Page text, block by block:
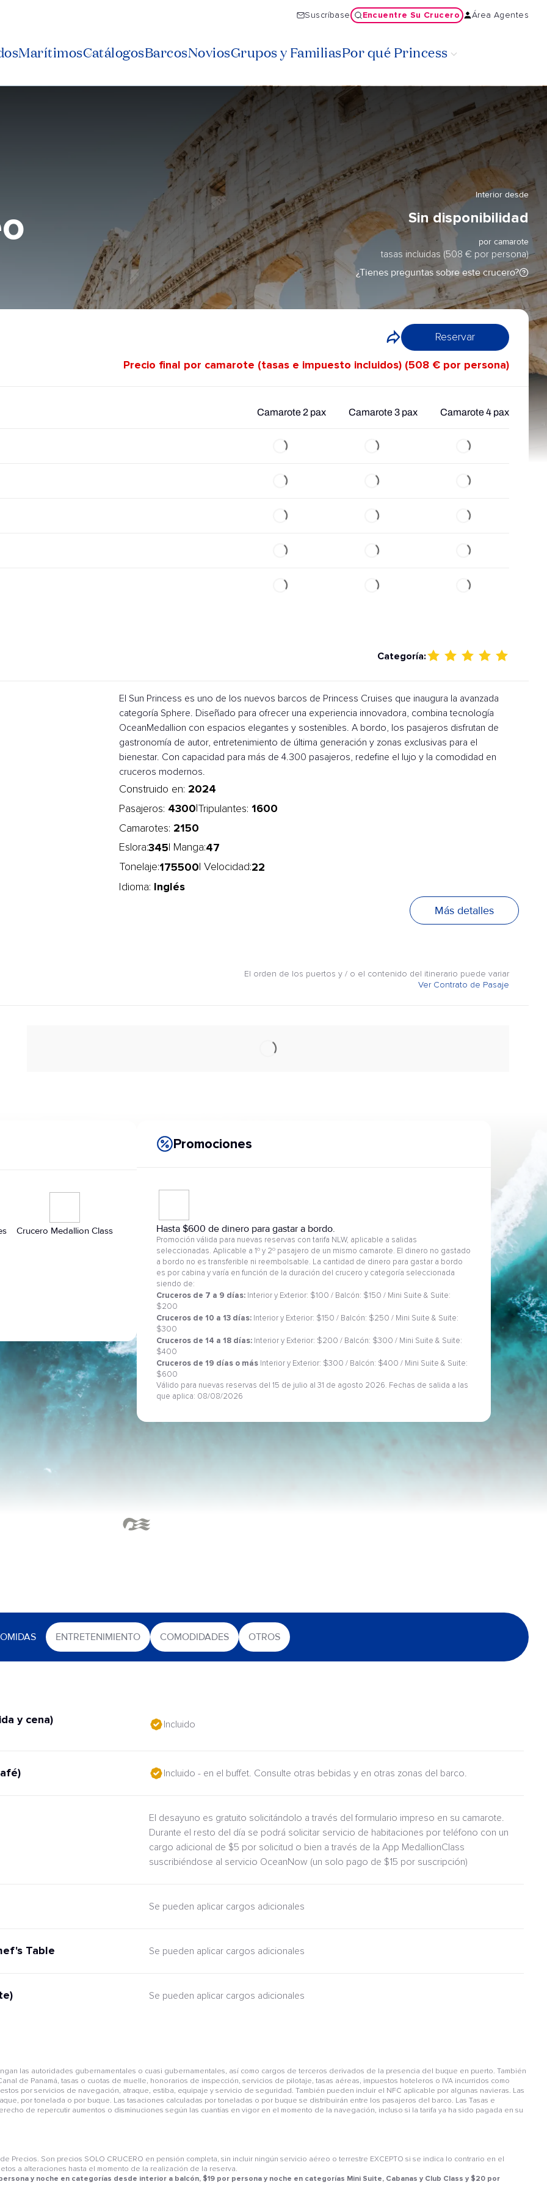
Suscríbase Encuentre Su Crucero Área Agentes
MarítimosCatálogosBarcosNoviosGrupos y FamiliasPor qué Princess
Interior desde
Sin disponibilidad
por camarote
tasas incluidas (508 € por persona)
¿Tienes preguntas sobre este crucero?
Reservar
Precio final por camarote (tasas e impuesto incluidos) (508 € por persona)
Camarote 2 pax Camarote 3 pax Camarote 4 pax
Categoría:
El Sun Princess es uno de los nuevos barcos de Princess Cruises que inaugura la avanzada
categoría Sphere. Diseñado para ofrecer una experiencia innovadora, combina tecnología
OceanMedallion con espacios elegantes y sostenibles. A bordo, los pasajeros disfrutan de
gastronomía de autor, entretenimiento de última generación y zonas exclusivas para el
bienestar. Con capacidad para más de 4.300 pasajeros, redefine el lujo y la comodidad en
cruceros modernos.
Construido en: 2024
Pasajeros: 4300 Tripulantes: 1600
Camarotes: 2150
Eslora:345 | Manga:47
Tonelaje:175500 | Velocidad:22
Idioma: Inglés
Más detalles
El orden de los puertos y / o el contenido del itinerario puede variar
Ver Contrato de Pasaje
Crucero Medallion Class
Promociones
Hasta $600 de dinero para gastar a bordo.
Promoción válida para nuevas reservas con tarifa NLW, aplicable a salidas
seleccionadas. Aplicable a 1º y 2º pasajero de un mismo camarote. El dinero no gastado
a bordo no es transferible ni reembolsable. La cantidad de dinero para gastar a bordo
es por cabina y varía en función de la duración del crucero y categoría seleccionada
siendo de:
Cruceros de 7 a 9 días: Interior y Exterior: $100 / Balcón: $150 / Mini Suite & Suite:
$200
Cruceros de 10 a 13 días: Interior y Exterior: $150 / Balcón: $250 / Mini Suite & Suite:
$300
Cruceros de 14 a 18 días: Interior y Exterior: $200 / Balcón: $300 / Mini Suite & Suite:
$400
Cruceros de 19 días o más Interior y Exterior: $300 / Balcón: $400 / Mini Suite & Suite:
$600
Válido para nuevas reservas del 15 de julio al 31 de agosto 2026. Fechas de salida a las
que aplica: 08/08/2026
ENTRETENIMIENTO COMODIDADES OTROS
y cena) Incluido
Incluido - en el buffet. Consulte otras bebidas y en otras zonas del barco.
El desayuno es gratuito solicitándolo a través del formulario impreso en su camarote.
Durante el resto del día se podrá solicitar servicio de habitaciones por teléfono con un
cargo adicional de $5 por solicitud o bien a través de la App MedallionClass
suscribiéndose al servicio OceanNow (un solo pago de $15 por suscripción)
Se pueden aplicar cargos adicionales
Table Se pueden aplicar cargos adicionales
Se pueden aplicar cargos adicionales
las autoridades gubernamentales o cuasi gubernamentales, así como cargos de terceros derivados de la presencia del buque en puerto. También
de Panamá, tasas o cuotas de muelle, honorarios de inspección, servicios de pilotaje, tasas aéreas, impuestos hoteleros o IVA incurridos como
por servicios de navegación, atraque, estiba, equipaje y servicio de seguridad. También pueden incluir el NFC aplicable por algunas navieras. Las
por tonelada o por buque. Las tasaciones calculadas por toneladas o por buque se distribuirán entre los pasajeros del barco. Las Tasas e
de repercutir aumentos o disminuciones según las cuantías en vigor en el momento de la navegación, incluso si la tarifa ya ha sido pagada en su
Precios. Son precios SOLO CRUCERO en pensión completa, sin incluir ningún servicio aéreo o terrestre EXCEPTO si se indica lo contrario en el
a alteraciones hasta el momento de la realización de la reserva.
y noche en categorías desde interior a balcón, $19 por persona y noche en categorías Mini Suite, Cabanas y Club Class y $20 por